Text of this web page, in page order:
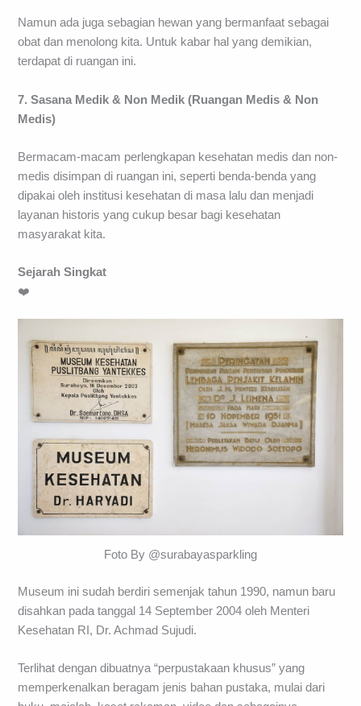
Namun ada juga sebagian hewan yang bermanfaat sebagai
obat dan menolong kita. Untuk kabar hal yang demikian,
terdapat di ruangan ini.
7. Sasana Medik & Non Medik (Ruangan Medis & Non
Medis)
Bermacam-macam perlengkapan kesehatan medis dan non-
medis disimpan di ruangan ini, seperti benda-benda yang
dipakai oleh institusi kesehatan di masa lalu dan menjadi
layanan historis yang cukup besar bagi kesehatan
masyarakat kita.
Sejarah Singkat
❤️
Foto By @surabayasparkling
Museum ini sudah berdiri semenjak tahun 1990, namun baru
disahkan pada tanggal 14 September 2004 oleh Menteri
Kesehatan RI, Dr. Achmad Sujudi.
Terlihat dengan dibuatnya “perpustakaan khusus” yang
memperkenalkan beragam jenis bahan pustaka, mulai dari